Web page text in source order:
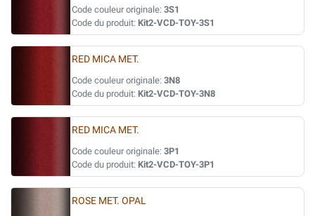
Code couleur originale: 3S1
Code du produit: Kit2-VCD-TOY-3S1
RED MICA MET.
Code couleur originale: 3N8
Code du produit: Kit2-VCD-TOY-3N8
RED MICA MET.
Code couleur originale: 3P1
Code du produit: Kit2-VCD-TOY-3P1
ROSE MET. OPAL